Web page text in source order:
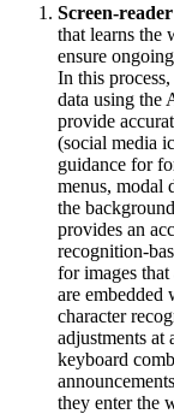
Screen-
that learns the
ensure
In this
data using the
provide
(social media
guidance for
menus, modal
the
provides an
recognition-
for images
are embedded
character
adjustments at
keyboard
they enter the